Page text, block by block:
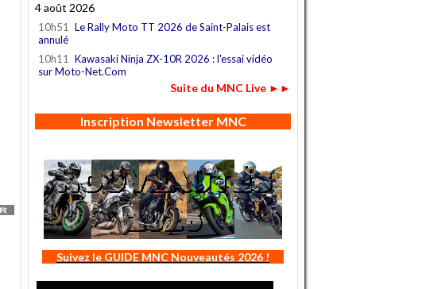
4 août 2026
10h51
Le Rally Moto TT 2026 de Saint-Palais est
annulé
10h11
Kawasaki Ninja ZX-10R 2026 : l'essai vidéo
sur Moto-Net.Com
Suite du MNC Live ►►
Inscription Newsletter MNC
Suivez le GUIDE MNC Nouveautés 2026 !